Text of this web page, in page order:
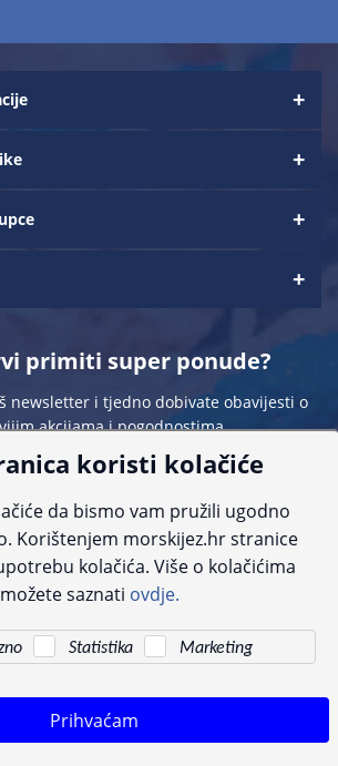
primiti super ponude?
newsletter i tjedno dobivate obavijesti o
akcijama i pogodnostima
sadrže PDV. Pokušavamo osigurati što preciznije
ograničenja ne možemo garantirati potpunu
+385 23 231 761ili e-maila:info@morskijez.hr
koristi kolačiće
da bismo vam pružili ugodno
Korištenjem morskijez.hr stranice
kolačića. Više o kolačićima
možete saznati ovdje.
Statistika Marketing
Prihvaćam